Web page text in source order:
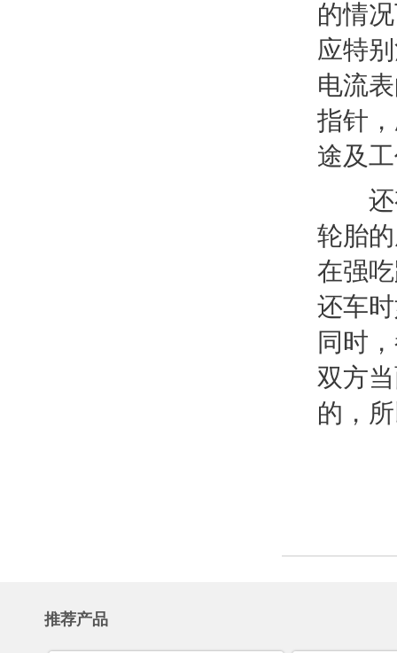
的情
应特
电流
指针
途及
还有
轮胎
在强
还车
同时
双方
的，
推荐产品